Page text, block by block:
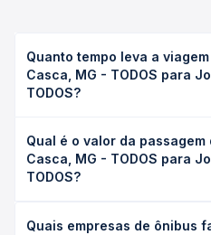
Quanto tempo leva a
Casca, MG - TODOS para
TODOS?
Monlevade, MG - TODOS leva
podendo variar conforme a
(convencional, executivo ou
Qual é o valor da passagem
Casca, MG - TODOS para
TODOS?
TODOS para João
Quais empresas de ônibus